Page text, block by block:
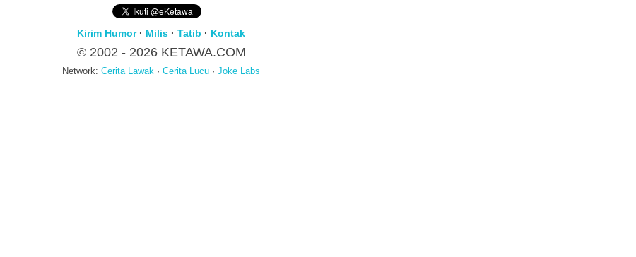
Kirim Humor· Milis · Tatib · Kontak
© 2002 - 2026 KETAWA.COM
Network: Cerita Lawak · Cerita Lucu · Joke Labs